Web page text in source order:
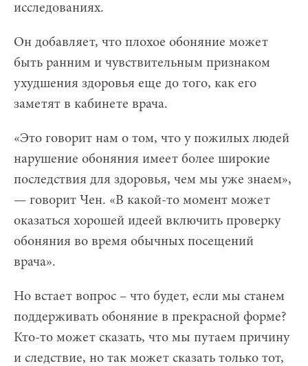
исследованиях.
Он добавляет, что плохое обоняние может
быть ранним и чувствительным признаком
ухудшения здоровья еще до того, как его
заметят в кабинете врача.
«Это говорит нам о том, что у пожилых людей
нарушение обоняния имеет более широкие
последствия для здоровья, чем мы уже знаем»,
— говорит Чен. «В какой-то момент может
оказаться хорошей идеей включить проверку
обоняния во время обычных посещений
врача».
Но встает вопрос – что будет, если мы станем
поддерживать обоняние в прекрасной форме?
Кто-то может сказать, что мы путаем причину
и следствие, но так может сказать только тот,